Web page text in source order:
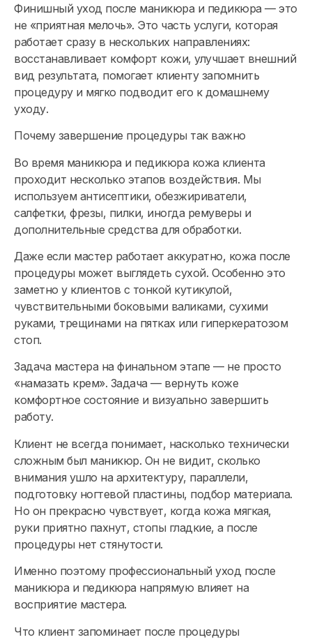
Финишный уход после маникюра и педикюра — это
не «приятная мелочь». Это часть услуги, которая
работает сразу в нескольких направлениях:
восстанавливает комфорт кожи, улучшает внешний
вид результата, помогает клиенту запомнить
процедуру и мягко подводит его к домашнему
уходу.
Почему завершение процедуры так важно
Во время маникюра и педикюра кожа клиента
проходит несколько этапов воздействия. Мы
используем антисептики, обезжириватели,
салфетки, фрезы, пилки, иногда ремуверы и
дополнительные средства для обработки.
Даже если мастер работает аккуратно, кожа после
процедуры может выглядеть сухой. Особенно это
заметно у клиентов с тонкой кутикулой,
чувствительными боковыми валиками, сухими
руками, трещинами на пятках или гиперкератозом
стоп.
Задача мастера на финальном этапе — не просто
«намазать крем». Задача — вернуть коже
комфортное состояние и визуально завершить
работу.
Клиент не всегда понимает, насколько технически
сложным был маникюр. Он не видит, сколько
внимания ушло на архитектуру, параллели,
подготовку ногтевой пластины, подбор материала.
Но он прекрасно чувствует, когда кожа мягкая,
руки приятно пахнут, стопы гладкие, а после
процедуры нет стянутости.
Именно поэтому профессиональный уход после
маникюра и педикюра напрямую влияет на
восприятие мастера.
Что клиент запоминает после процедуры